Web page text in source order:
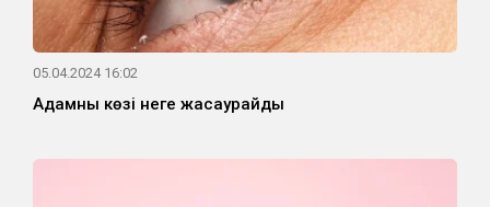
05.04.2024 16:02
Адамның көзі неге жасаурайды